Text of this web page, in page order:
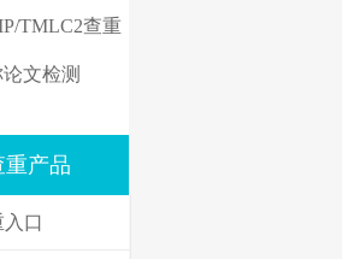
TMLC2查重
文检测
重产品
口